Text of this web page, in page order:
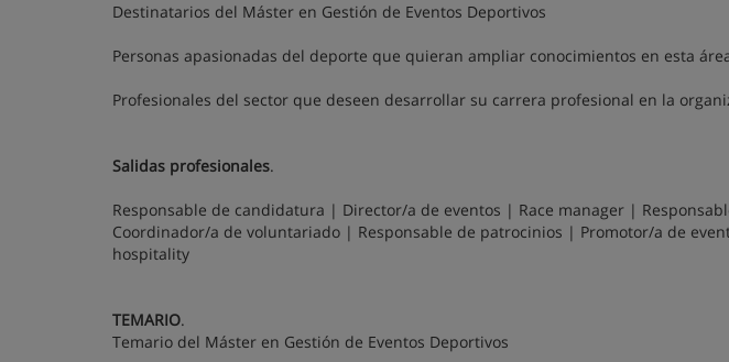
Destinatarios del Máster en Gestión de Eventos Deportivos
Personas apasionadas del deporte que quieran ampliar conocimientos en esta
Profesionales del sector que deseen desarrollar su carrera profesional en la
Salidas profesionales.
Responsable de candidatura | Director/a de eventos | Race manager |
Coordinador/a de voluntariado | Responsable de patrocinios | Promotor/a de
hospitality
TEMARIO.
Temario del Máster en Gestión de Eventos Deportivos